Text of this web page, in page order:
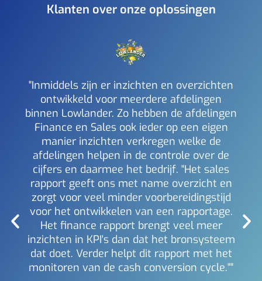
Klanten over onze oplossingen
"Inmiddels zijn er inzichten en overzichten
ontwikkeld voor meerdere afdelingen
binnen Lowlander. Zo hebben de afdelingen
Finance en Sales ook ieder op een eigen
manier inzichten verkregen welke de
afdelingen helpen in de controle over de
cijfers en daarmee het bedrijf. "Het sales
rapport geeft ons met name overzicht en
zorgt voor veel minder voorbereidingstijd
voor het ontwikkelen van een rapportage.
Het finance rapport brengt veel meer
inzichten in KPI's dan dat het bronsysteem
dat doet. Verder helpt dit rapport met het
monitoren van de cash conversion cycle.""